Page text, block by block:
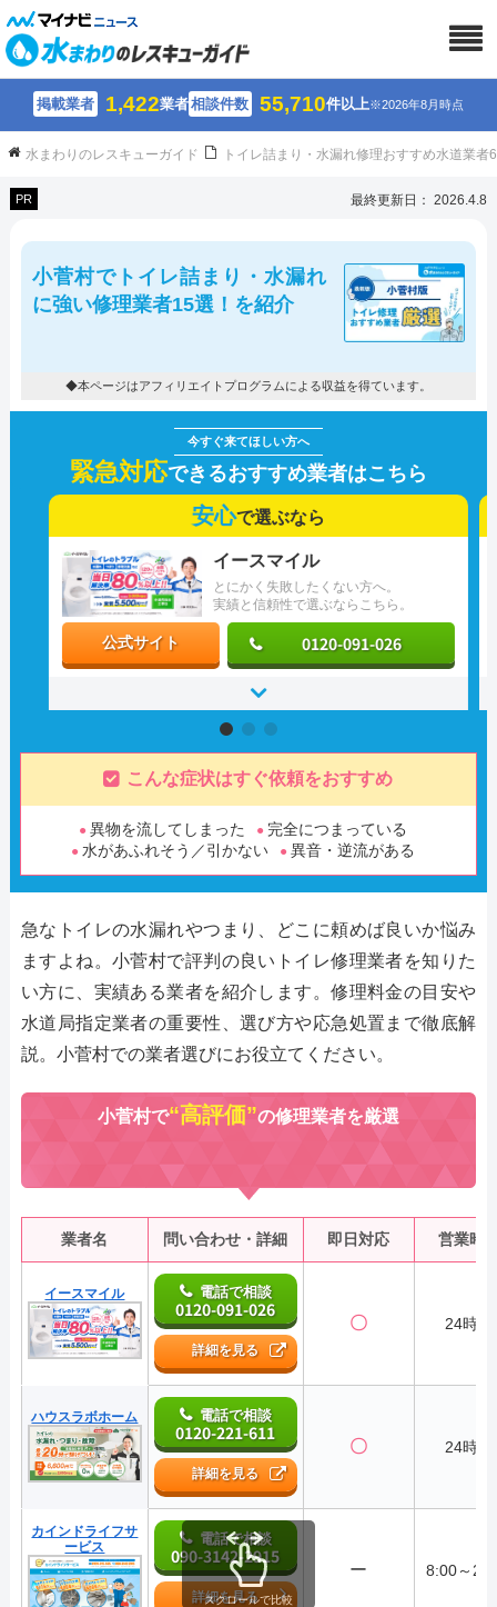
掲載業者 1,422業者相談件数 55,710件以上※2026年8月時点
水まわりのレスキューガイド トイレ詰まり・水漏れ修理おすすめ水道業
PR 最終更新日： 2026.4.8
小菅村でトイレ詰まり・水漏れ
に強い修理業者15選！を紹介
◆本ページはアフィリエイトプログラムによる収益を得ています。
緊急対応できるおすすめ業者はこちら
安心で選ぶなら
とにかく失敗したくない方へ。
実績と信頼性で選ぶならこちら。
イースマイル
公式サイト 0120-091-026
こんな症状はすぐ依頼をおすすめ
異物を流してしまった
完全につまっている
水があふれそう／引かない
異音・逆流がある
急なトイレの水漏れやつまり、どこに頼めば良いか悩み
ますよね。小菅村で評判の良いトイレ修理業者を知りた
い方に、実績ある業者を紹介します。修理料金の目安や
水道局指定業者の重要性、選び方や応急処置まで徹底解
説。小菅村での業者選びにお役立てください。
小菅村で“高評価”の修理業者を厳選
業者名 問い合わせ・詳細 即日対応 営業時
イースマイル 電話で相談
0120-091-026
詳細を見る
〇 24時間
ハウスラボホーム 電話で相談
0120-221-611
詳細を見る
〇 24時間
カインドライフサ
ービス
電話で相談
090-3142-2915
詳細を見る
ー 8:00～
スクロールで比較